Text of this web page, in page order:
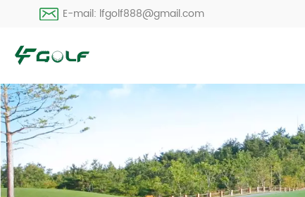
E-mail: lfgolf888@gmail.com